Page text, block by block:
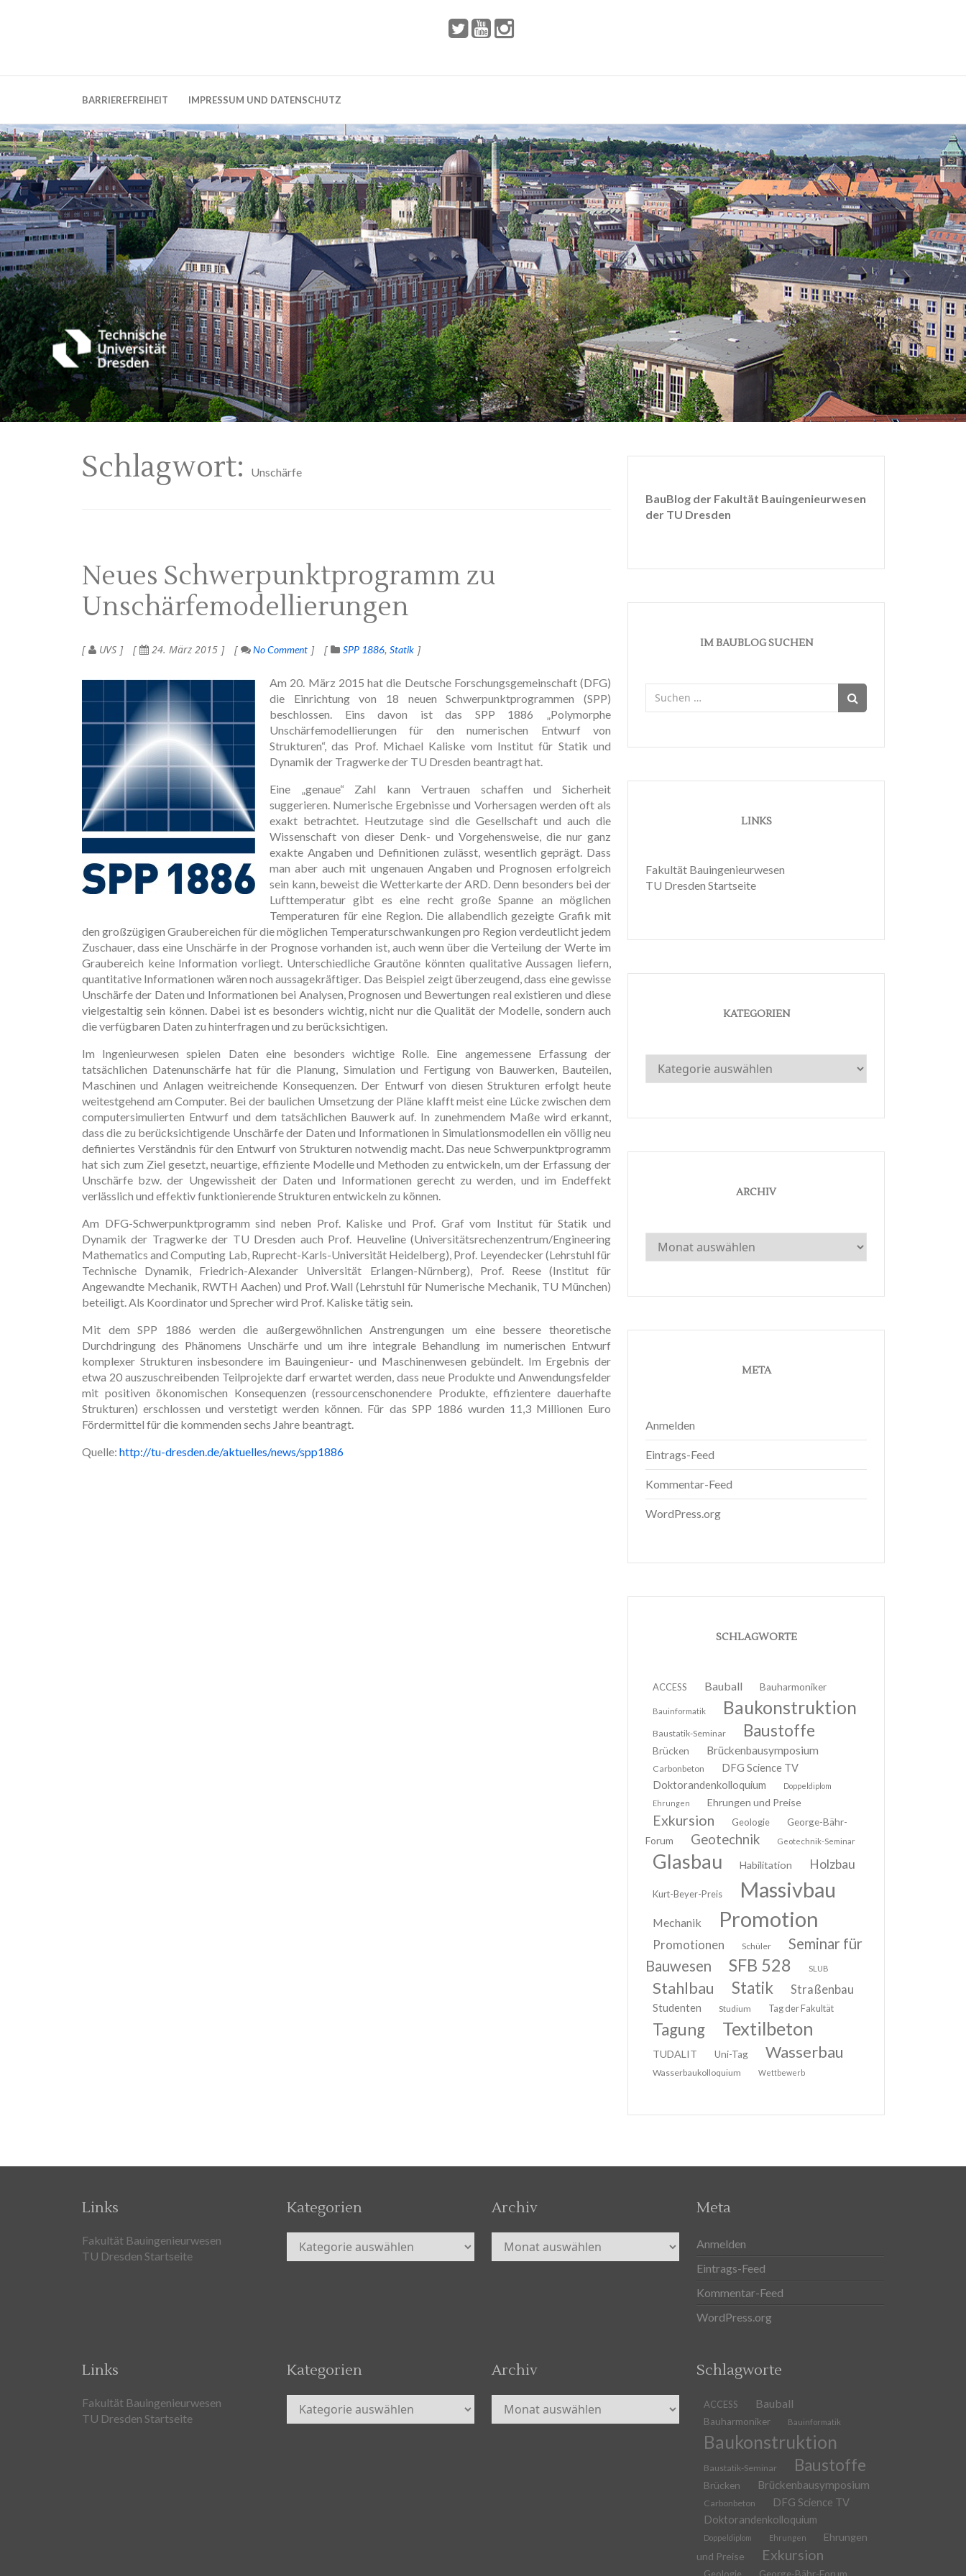
BARRIEREFREIHEIT IMPRESSUM UND DATENSCHUTZ
Schlagwort: Unschärfe
Neues Schwerpunktprogramm zu
Unschärfemodellierungen
UVS 24. März 2015 No Comment SPP 1886 Statik
Am 20. März 2015 hat die Deutsche Forschungsgemeinschaft (DFG)
die Einrichtung von 18 neuen Schwerpunktprogrammen (SPP)
beschlossen. Eins davon ist das SPP 1886 „Polymorphe
Unschärfemodellierungen für den numerischen Entwurf von
Strukturen“, das Prof. Michael Kaliske vom Institut für Statik und
Dynamik der Tragwerke der TU Dresden beantragt hat.
Eine „genaue“ Zahl kann Vertrauen schaffen und Sicherheit
suggerieren. Numerische Ergebnisse und Vorhersagen werden oft als
exakt betrachtet. Heutzutage sind die Gesellschaft und auch die
Wissenschaft von dieser Denk- und Vorgehensweise, die nur ganz
exakte Angaben und Definitionen zulässt, wesentlich geprägt. Dass
man aber auch mit ungenauen Angaben und Prognosen erfolgreich
sein kann, beweist die Wetterkarte der ARD. Denn besonders bei der
Lufttemperatur gibt es eine recht große Spanne an möglichen
Temperaturen für eine Region. Die allabendlich gezeigte Grafik mit
den großzügigen Graubereichen für die möglichen Temperaturschwankungen pro Region verdeutlicht jedem
Zuschauer, dass eine Unschärfe in der Prognose vorhanden ist, auch wenn über die Verteilung der Werte im
Graubereich keine Information vorliegt. Unterschiedliche Grautöne könnten qualitative Aussagen liefern,
quantitative Informationen wären noch aussagekräftiger. Das Beispiel zeigt überzeugend, dass eine gewisse
Unschärfe der Daten und Informationen bei Analysen, Prognosen und Bewertungen real existieren und diese
vielgestaltig sein können. Dabei ist es besonders wichtig, nicht nur die Qualität der Modelle, sondern auch
die verfügbaren Daten zu hinterfragen und zu berücksichtigen.
Im Ingenieurwesen spielen Daten eine besonders wichtige Rolle. Eine angemessene Erfassung der
tatsächlichen Datenunschärfe hat für die Planung, Simulation und Fertigung von Bauwerken, Bauteilen,
Maschinen und Anlagen weitreichende Konsequenzen. Der Entwurf von diesen Strukturen erfolgt heute
weitestgehend am Computer. Bei der baulichen Umsetzung der Pläne klafft meist eine Lücke zwischen dem
computersimulierten Entwurf und dem tatsächlichen Bauwerk auf. In zunehmendem Maße wird erkannt,
dass die zu berücksichtigende Unschärfe der Daten und Informationen in Simulationsmodellen ein völlig neu
definiertes Verständnis für den Entwurf von Strukturen notwendig macht. Das neue Schwerpunktprogramm
hat sich zum Ziel gesetzt, neuartige, effiziente Modelle und Methoden zu entwickeln, um der Erfassung der
Unschärfe bzw. der Ungewissheit der Daten und Informationen gerecht zu werden, und im Endeffekt
verlässlich und effektiv funktionierende Strukturen entwickeln zu können.
Am DFG-Schwerpunktprogramm sind neben Prof. Kaliske und Prof. Graf vom Institut für Statik und
Dynamik der Tragwerke der TU Dresden auch Prof. Heuveline (Universitätsrechenzentrum/Engineering
Mathematics and Computing Lab, Ruprecht-Karls-Universität Heidelberg), Prof. Leyendecker (Lehrstuhl für
Technische Dynamik, Friedrich-Alexander Universität Erlangen-Nürnberg), Prof. Reese (Institut für
Angewandte Mechanik, RWTH Aachen) und Prof. Wall (Lehrstuhl für Numerische Mechanik, TU München)
beteiligt. Als Koordinator und Sprecher wird Prof. Kaliske tätig sein.
Mit dem SPP 1886 werden die außergewöhnlichen Anstrengungen um eine bessere theoretische
Durchdringung des Phänomens Unschärfe und um ihre integrale Behandlung im numerischen Entwurf
komplexer Strukturen insbesondere im Bauingenieur- und Maschinenwesen gebündelt. Im Ergebnis der
etwa 20 auszuschreibenden Teilprojekte darf erwartet werden, dass neue Produkte und Anwendungsfelder
mit positiven ökonomischen Konsequenzen (ressourcenschonendere Produkte, effizientere dauerhafte
Strukturen) erschlossen und verstetigt werden können. Für das SPP 1886 wurden 11,3 Millionen Euro
Fördermittel für die kommenden sechs Jahre beantragt.
Quelle: http://tu-dresden.de/aktuelles/news/spp1886
BauBlog der Fakultät Bauingenieurwesen
der TU Dresden
IM BAUBLOG SUCHEN
nach:
LINKS
Fakultät Bauingenieurwesen
TU Dresden Startseite
KATEGORIEN
Kategorien
ARCHIV
Archiv
META
Anmelden
Eintrags-Feed
Kommentar-Feed
WordPress.org
SCHLAGWORTE
ACCESS Bauball Bauharmoniker
Bauinformatik Baukonstruktion
Baustatik-Seminar Baustoffe
Brücken Brückenbausymposium
Carbonbeton
DFG Science TV
Doktorandenkolloquium
Doppeldiplom
Ehrungen
Ehrungen und Preise
Exkursion Geologie
George-Bähr-
Forum
Geotechnik Geotechnik-Seminar
Glasbau Habilitation Holzbau
Kurt-Beyer-Preis Massivbau
Mechanik Promotion
Promotionen Schüler
Seminar für
Bauwesen
SFB 528 SLUB
Stahlbau Statik Straßenbau
Studenten Studium Tag der Fakultät
Tagung Textilbeton
TUDALIT Uni-Tag Wasserbau
Wasserbaukolloquium Wettbewerb
Links
Fakultät Bauingenieurwesen
TU Dresden Startseite
Kategorien
Kategorien
Archiv
Archiv
Meta
Anmelden
Eintrags-Feed
Kommentar-Feed
WordPress.org
Links
Fakultät Bauingenieurwesen
TU Dresden Startseite
Kategorien
Kategorien
Archiv
Archiv
Schlagworte
ACCESS Bauball
Bauharmoniker Bauinformatik
Baukonstruktion
Baustatik-Seminar Baustoffe
Brücken Brückenbausymposium
Carbonbeton
DFG Science TV
Doktorandenkolloquium
Doppeldiplom Ehrungen
Ehrungen
und Preise
Exkursion
Geologie George-Bähr-Forum